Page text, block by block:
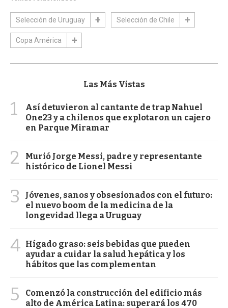
Selección de Uruguay Selección de Chile
Copa América
Las Más Vistas
1
Así detuvieron al cantante de trap Nahuel
One23 y a chilenos que explotaron un cajero
en Parque Miramar
2
Murió Jorge Messi, padre y representante
histórico de Lionel Messi
3
Jóvenes, sanos y obsesionados con el futuro:
el nuevo boom de la medicina de la
longevidad llega a Uruguay
4 Hígado graso: seis bebidas que pueden
ayudar a cuidar la salud hepática y los
hábitos que las complementan
5
Comenzó la construcción del edificio más
alto de América Latina: superará los 470